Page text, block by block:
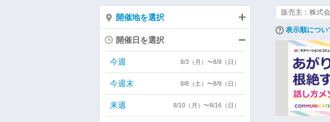
販売主：株式
表示順につい
開催地を選択
開催日を選択
今週 8/3（月）〜8/9（日）
今週末 8/8（土）〜8/9（日）
来週 8/10（月）〜8/16（日）